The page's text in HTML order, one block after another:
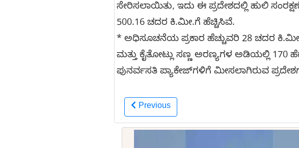
ಸೇರಿಸಲಾಯಿತು, ಇದು ಈ ಪ್ರದೇಶದಲ್ಲಿ ಹುಲಿ
500.16 ಚದರ ಕಿ.ಮೀ.ಗೆ ಹೆಚ್ಚಿಸಿವೆ.
* ಅಧಿಸೂಚನೆಯ ಪ್ರಕಾರ ಹೆಚ್ಚುವರಿ 28 ಚದರ ಕಿ.ಮೀ.
ಮತ್ತು ಕೈತೋಟ್ಲು ಸಣ್ಣ ಅರಣ್ಯಗಳ ಅಡಿಯಲ್ಲಿ
ಪುನರ್ವಸತಿ ಪ್ಯಾಕೇಜ್‌ಗಳಿಗೆ ಮೀಸಲಾಗಿರುವ
Previous